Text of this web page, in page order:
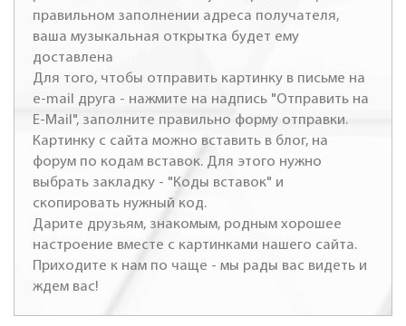
правильном заполнении адреса получателя,
ваша музыкальная открытка будет ему
доставлена
Для того, чтобы отправить картинку в письме на
e-mail друга - нажмите на надпись "Отправить на
E-Mail", заполните правильно форму отправки.
Картинку с сайта можно вставить в блог, на
форум по кодам вставок. Для этого нужно
выбрать закладку - "Коды вставок" и
скопировать нужный код.
Дарите друзьям, знакомым, родным хорошее
настроение вместе с картинками нашего сайта.
Приходите к нам по чаще - мы рады вас видеть и
ждем вас!